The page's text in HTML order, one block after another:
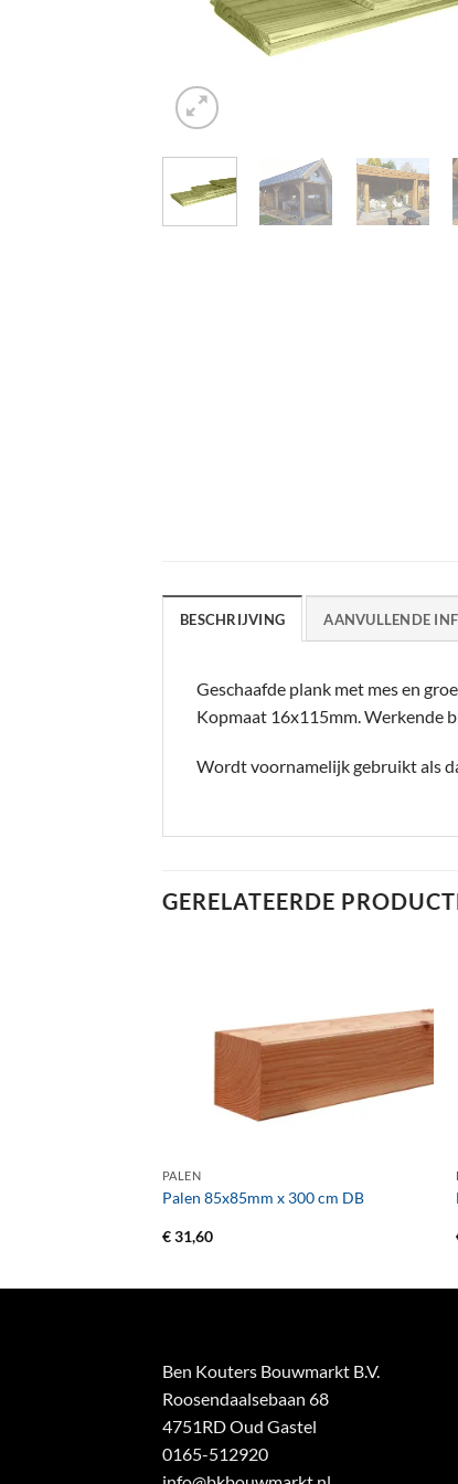
BESCHRIJVING AANVULLENDE
Geschaafde plank met mes en
Kopmaat 16x115mm. Werkende
Wordt voornamelijk gebruikt als
GERELATEERDE
PALEN
Palen 85x85mm x 300 cm DB
€31,60
Ben Kouters Bouwmarkt B.V.
Roosendaalsebaan 68
4751RD Oud Gastel
0165-512920